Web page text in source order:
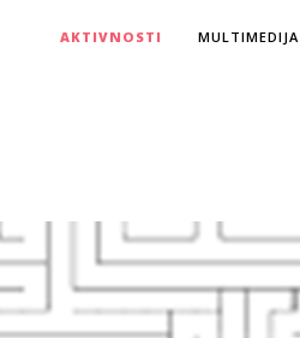
AKTIVNOSTI MULTIMEDIJA